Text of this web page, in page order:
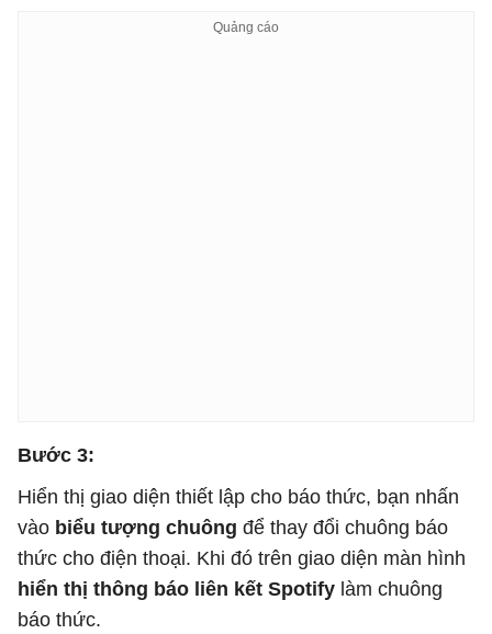
Bước 3:
Hiển thị giao diện thiết lập cho báo thức, bạn nhấn
vào biểu tượng chuông để thay đổi chuông báo
thức cho điện thoại. Khi đó trên giao diện màn hình
hiển thị thông báo liên kết Spotify làm chuông
báo thức.